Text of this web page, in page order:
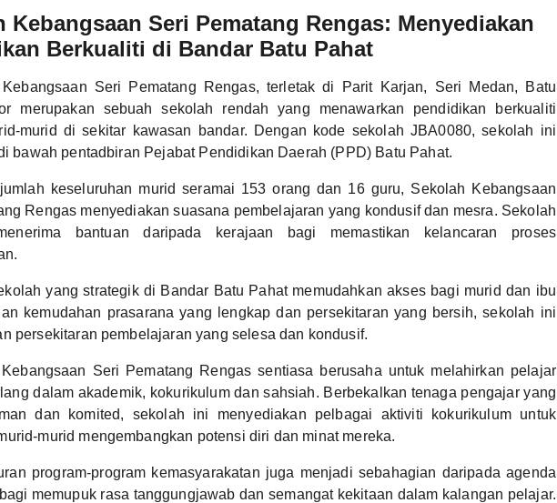
Kebangsaan Seri Pematang Rengas: Menyediakan
Berkualiti di Bandar Batu Pahat
Seri Pematang Rengas, terletak di Parit Karjan, Seri Medan, Batu
merupakan sebuah sekolah rendah yang menawarkan pendidikan berkualiti
murid di sekitar kawasan bandar. Dengan kode sekolah JBA0080, sekolah ini
bawah pentadbiran Pejabat Pendidikan Daerah (PPD) Batu Pahat.
keseluruhan murid seramai 153 orang dan 16 guru, Sekolah Kebangsaan
Rengas menyediakan suasana pembelajaran yang kondusif dan mesra. Sekolah
bantuan daripada kerajaan bagi memastikan kelancaran proses
yang strategik di Bandar Batu Pahat memudahkan akses bagi murid dan ibu
kemudahan prasarana yang lengkap dan persekitaran yang bersih, sekolah ini
persekitaran pembelajaran yang selesa dan kondusif.
Seri Pematang Rengas sentiasa berusaha untuk melahirkan pelajar
dalam akademik, kokurikulum dan sahsiah. Berbekalkan tenaga pengajar yang
dan komited, sekolah ini menyediakan pelbagai aktiviti kokurikulum untuk
murid mengembangkan potensi diri dan minat mereka.
program-program kemasyarakatan juga menjadi sebahagian daripada agenda
memupuk rasa tanggungjawab dan semangat kekitaan dalam kalangan pelajar.